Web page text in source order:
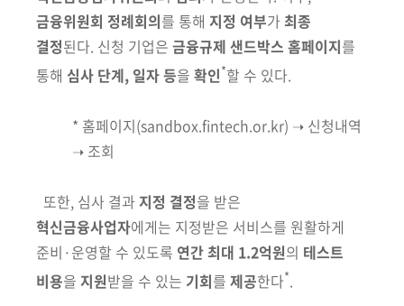
금융위원회 정례회의를 통해 지정 여부가 최종
결정된다. 신청 기업은 금융규제 샌드박스 홈페이지를
통해 심사 단계, 일자 등을 확인*할 수 있다.
* 홈페이지(sandbox.fintech.or.kr) ➝ 신청내역
➝ 조회
또한, 심사 결과 지정 결정을 받은
혁신금융사업자에게는 지정받은 서비스를 원활하게
준비·운영할 수 있도록 연간 최대 1.2억원의 테스트
비용을 지원받을 수 있는 기회를 제공한다*.